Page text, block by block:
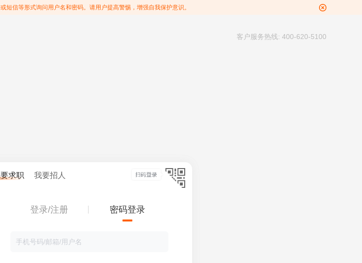
信等形式询问用户名和密码。请用户提高警惕，增强自我保护意识。
客户服务热线: 400-620-5100
求职 我要招人
登录/注册 密码登录